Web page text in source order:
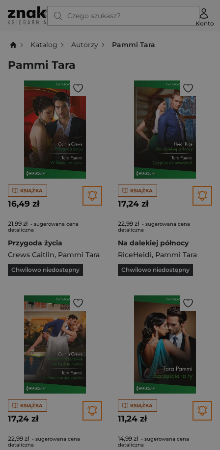
Czego szukasz?
Konto
Katalog Autorzy Pammi Tara
Pammi Tara
KSIĄŻKA
16,49 zł
21,99 zł - sugerowana cena
detaliczna
Przygoda życia
Crews Caitlin, Pammi Tara
Chwilowo niedostępny
KSIĄŻKA
17,24 zł
22,99 zł - sugerowana cena
detaliczna
Na dalekiej północy
RiceHeidi, Pammi Tara
Chwilowo niedostępny
KSIĄŻKA
17,24 zł
22,99 zł - sugerowana cena
detaliczna
KSIĄŻKA
11,24 zł
14,99 zł - sugerowana cena
detaliczna